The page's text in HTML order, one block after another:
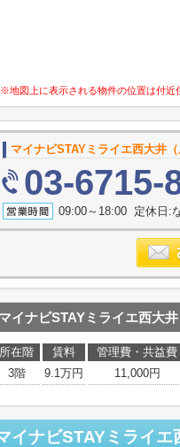
※地図上に表示される物件の位置は付近
マイナビSTAYミライエ西大井（
03-6715-
09:00～18:00 定休日:
マイナビSTAYミライエ西大井
所在階 賃料 管理費・共益費
3階
9.1万円 11,000円
イナビSTAYミライエ